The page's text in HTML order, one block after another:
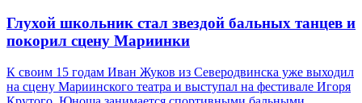
Глухой школьник стал звездой бальных танцев и
покорил сцену Мариинки
К своим 15 годам Иван Жуков из Северодвинска уже выходил
на сцену Мариинского театра и выступал на фестивале Игоря